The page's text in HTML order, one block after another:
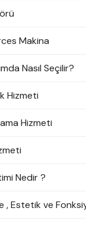
Makina
Nasıl Seçilir?
Hizmeti
Hizmeti
Nedir ?
, Estetik ve